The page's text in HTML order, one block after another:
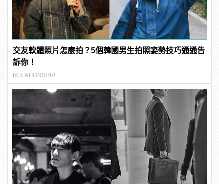
交友軟體照片怎麼拍？5個韓國男生拍照姿勢技巧通通告
訴你！
RELATIONSHIP